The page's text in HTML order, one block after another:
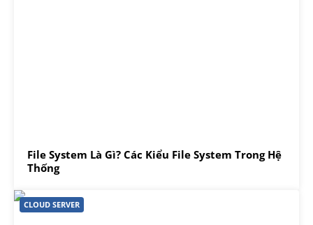
File System Là Gì? Các Kiểu File System Trong Hệ
Thống
CLOUD SERVER